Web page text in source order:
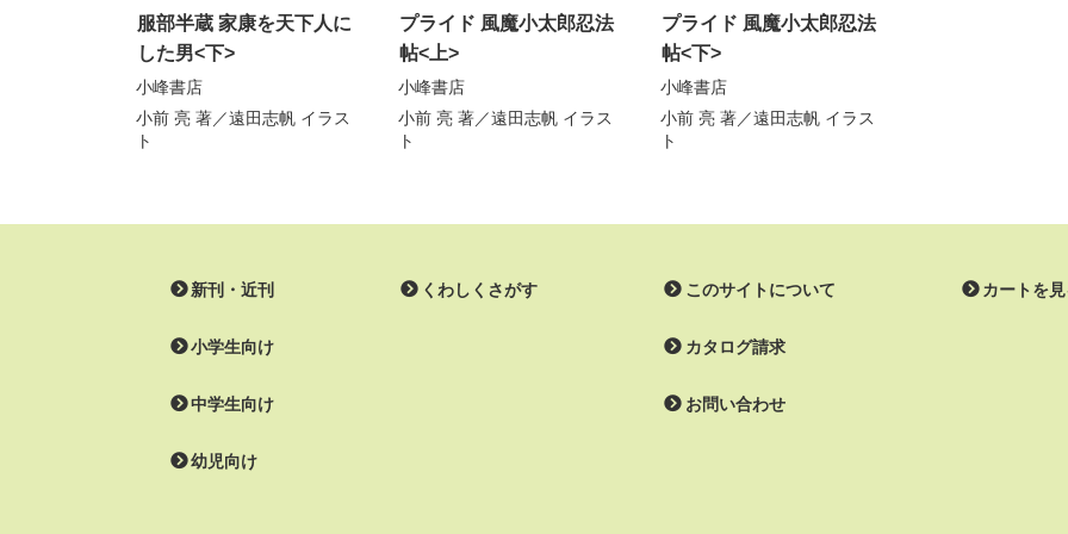
服部半蔵 家康を天下人に
した男<下>
小峰書店
小前 亮 著／遠田志帆 イラス
ト
プライド 風魔小太郎忍法
帖<上>
小峰書店
小前 亮 著／遠田志帆 イラス
ト
プライド 風魔小太郎忍法
帖<下>
小峰書店
小前 亮 著／遠田志帆 イラス
ト
新刊・近刊
小学生向け
中学生向け
幼児向け
くわしくさがす このサイトについて
カタログ請求
お問い合わせ
カートを